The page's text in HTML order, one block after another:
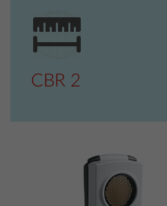
CBR 2